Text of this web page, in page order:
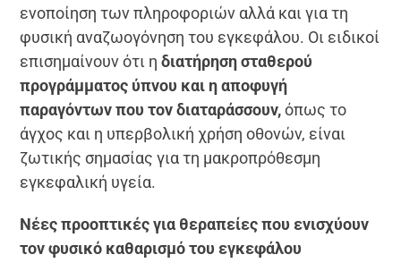
ενοποίηση των πληροφοριών αλλά και για τη
φυσική αναζωογόνηση του εγκεφάλου. Οι ειδικοί
επισημαίνουν ότι ηδιατήρηση σταθερού
προγράμματος ύπνου και η αποφυγή
παραγόντων που τον διαταράσσουν,όπως το
άγχος και η υπερβολική χρήση οθονών, είναι
ζωτικής σημασίας για τη μακροπρόθεσμη
εγκεφαλική υγεία.
Νέες προοπτικές για θεραπείες που ενισχύουν
τον φυσικό καθαρισμό του εγκεφάλου